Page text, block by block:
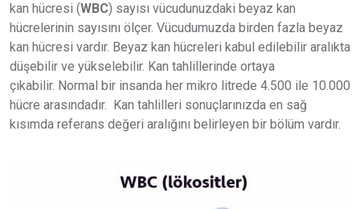
kan hücresi (WBC) sayısı vücudunuzdaki beyaz kan
hücrelerinin sayısını ölçer. Vücudumuzda birden fazla beyaz
kan hücresi vardır. Beyaz kan hücreleri kabul edilebilir aralıkta
düşebilir ve yükselebilir. Kan tahlillerinde ortaya
çıkabilir. Normal bir insanda her mikro litrede 4.500 ile 10.000
hücre arasındadır. Kan tahlilleri sonuçlarınızda en sağ
kısımda referans değeri aralığını belirleyen bir bölüm vardır.